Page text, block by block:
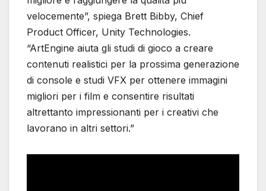
velocemente”, spiega Brett Bibby, Chief
Product Officer, Unity Technologies.
“ArtEngine aiuta gli studi di gioco a creare
contenuti realistici per la prossima generazione
di console e studi VFX per ottenere immagini
migliori per i film e consentire risultati
altrettanto impressionanti per i creativi che
lavorano in altri settori.”